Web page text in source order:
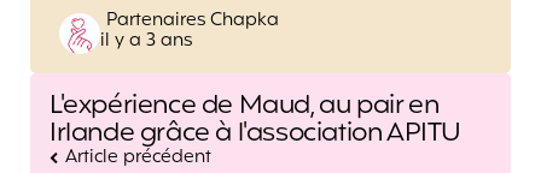
Posted
by
Partenaires Chapka
il y a 3 ans
Post
navigation
L'expérience de Maud, au pair en
Irlande grâce à l'association APITU
Article précédent